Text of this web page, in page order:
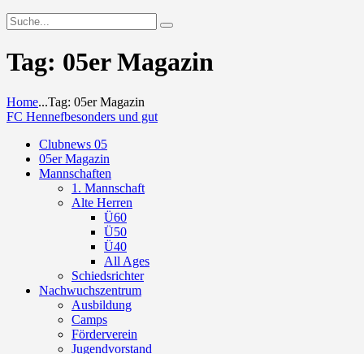
Tag: 05er Magazin
Home...Tag: 05er Magazin
FC Hennefbesonders und gut
Clubnews 05
05er Magazin
Mannschaften
1. Mannschaft
Alte Herren
Ü60
Ü50
Ü40
All Ages
Schiedsrichter
Nachwuchszentrum
Ausbildung
Camps
Förderverein
Jugendvorstand